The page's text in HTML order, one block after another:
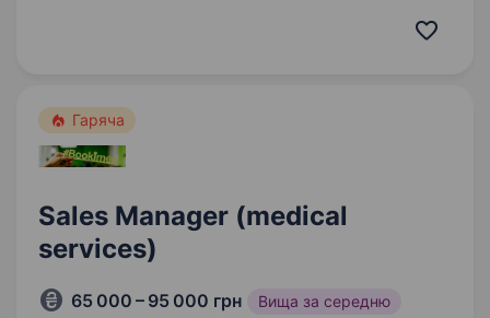
Гаряча
Sales Manager (medical
services)
65 000 – 95 000 грн Вища за середню